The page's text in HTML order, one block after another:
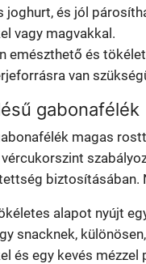
joghurt, és jól
vagy magvakkal.
emészthető és
van
gabonafélék
magas
biztosításában.
alapot nyújt
snacknek,
és egy kevés mézzel